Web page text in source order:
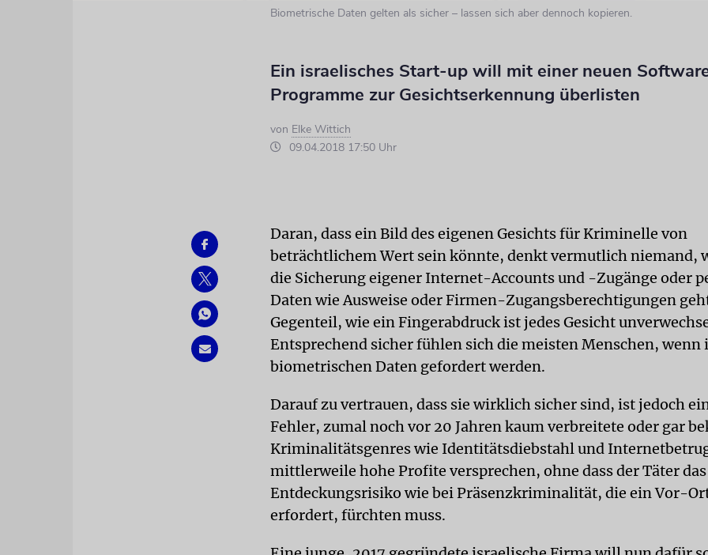
Biometrische Daten gelten als sicher – lassen sich aber dennoch kopieren.
Ein israelisches Start-up will mit einer neuen
Programme zur Gesichtserkennung überlisten
von Elke Wittich
09.04.2018 17:50 Uhr
Daran, dass ein Bild des eigenen Gesichts für Kriminelle von
beträchtlichem Wert sein könnte, denkt vermutlich niemand,
die Sicherung eigener Internet-Accounts und -Zugänge oder
Daten wie Ausweise oder Firmen-Zugangsberechtigungen
Gegenteil, wie ein Fingerabdruck ist jedes Gesicht
Entsprechend sicher fühlen sich die meisten Menschen, wenn
biometrischen Daten gefordert werden.
Darauf zu vertrauen, dass sie wirklich sicher sind, ist jedoch
Fehler, zumal noch vor 20 Jahren kaum verbreitete oder gar
Kriminalitätsgenres wie Identitätsdiebstahl und
mittlerweile hohe Profite versprechen, ohne dass der Täter
Entdeckungsrisiko wie bei Präsenzkriminalität, die ein Vor-
erfordert, fürchten muss.